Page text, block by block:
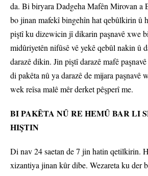
da. Bi biryara Dadgeha Mafên Mirovan
bo jinan mafekî bingehîn hat qebûlkirin û
piştî ku dizewicin jî dikarin paşnavê xwe
midûriyetên nifûsê vê yekê qebûl nakin û
darazê dikin. Jin piştî darazê mafê
di pakêta nû ya darazê de mijara paşnavê
wek reîsa malê mêr derket pêşperî me.
BI PAKÊTA NÛ RE HEMÛ BAR LI
HIŞTIN
Di nav 24 saetan de 7 jin hatin qetilkirin.
xizantiya jinan kûr dibe. Wezareta ku der